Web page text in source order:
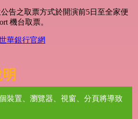
告之取票方式於開演前5日至全家便
機台取票。
華銀行官網
裝置、瀏覽器、視窗、分頁將導致